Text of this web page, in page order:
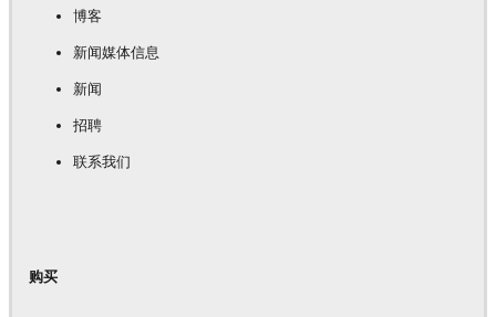
博客
新闻媒体信息
新闻
招聘
联系我们
购买